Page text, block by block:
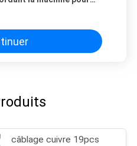
câblage cuivre 19pcs